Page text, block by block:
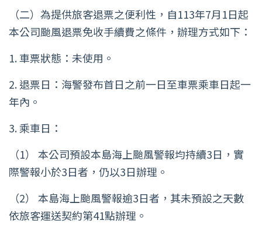
（二）為提供旅客退票之便利性，自113年7月1日起
本公司颱風退票免收手續費之條件，辦理方式如下：
1. 車票狀態：未使用。
2. 退票日：海警發布首日之前一日至車票乘車日起一
年內。
3. 乘車日：
（1） 本公司預設本島海上颱風警報均持續3日，實
際警報小於3日者，仍以3日辦理。
（2） 本島海上颱風警報逾3日者，其未預設之天數
依旅客運送契約第41點辦理。